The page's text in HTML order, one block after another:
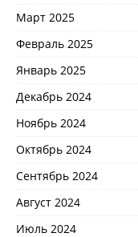
Март 2025
Февраль 2025
Январь 2025
Декабрь 2024
Ноябрь 2024
Октябрь 2024
Сентябрь 2024
Август 2024
Июль 2024